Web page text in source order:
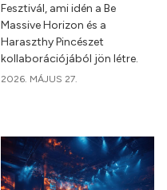
Fesztivál, ami idén a Be
Massive Horizon és a
Haraszthy Pincészet
kollaborációjából jön létre.
2026. MÁJUS 27.